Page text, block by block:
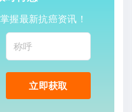
握最新抗癌资讯！